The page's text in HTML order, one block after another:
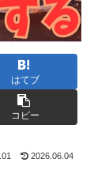
はてブ
コピー
2026.06.04